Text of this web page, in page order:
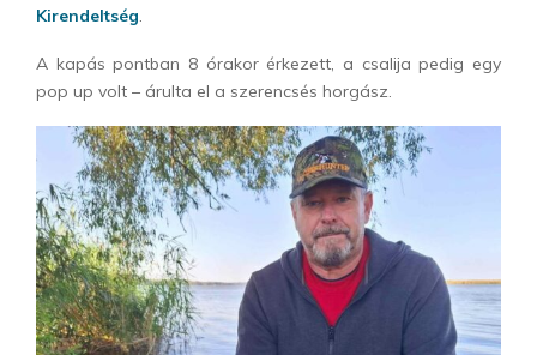
Kirendeltség.
A kapás pontban 8 órakor érkezett, a csalija pedig egy
pop up volt – árulta el a szerencsés horgász.